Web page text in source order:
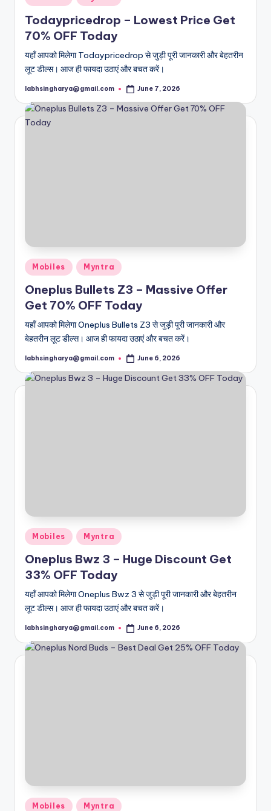
in
Todaypricedrop – Lowest Price Get
70% OFF Today
यहाँ आपको मिलेगा Todaypricedrop से जुड़ी पूरी जानकारी और बेहतरीन
लूट डील्स। आज ही फायदा उठाएं और बचत करें।
Posted
labhsingharya@gmail.com June 7, 2026
Posted
in
Mobiles Myntra
Oneplus Bullets Z3 – Massive Offer
Get 70% OFF Today
यहाँ आपको मिलेगा Oneplus Bullets Z3 से जुड़ी पूरी जानकारी और
बेहतरीन लूट डील्स। आज ही फायदा उठाएं और बचत करें।
Posted
labhsingharya@gmail.com June 6, 2026
Posted
in
Mobiles Myntra
Oneplus Bwz 3 – Huge Discount Get
33% OFF Today
यहाँ आपको मिलेगा Oneplus Bwz 3 से जुड़ी पूरी जानकारी और बेहतरीन
लूट डील्स। आज ही फायदा उठाएं और बचत करें।
Posted
labhsingharya@gmail.com June 6, 2026
Posted
Mobiles Myntra